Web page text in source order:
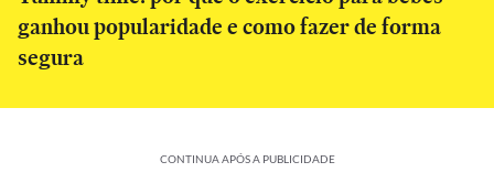
ganhou popularidade e como fazer de forma
segura
CONTINUA APÓS A PUBLICIDADE